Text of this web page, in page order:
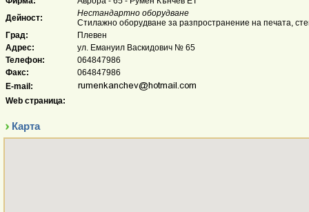
Дейност:
Нестандартно оборудване
Стилажно оборудване за разпространение на печата,
Град:
Плевен
Адрес:
ул. Емануил Васкидович № 65
Телефон:
064847986
Факс:
064847986
E-mail:
Web страница:
Карта